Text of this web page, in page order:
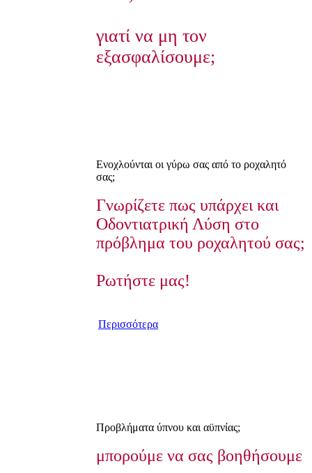
γιατί να μη τον
εξασφαλίσουμε;
Ενοχλούνται οι γύρω σας από το ροχαλητό
σας;
Γνωρίζετε πως υπάρχει και
Οδοντιατρική Λύση στο
πρόβλημα του ροχαλητού σας;
Ρωτήστε μας!
Περισσότερα
Προβλήματα ύπνου και αϋπνίας;
μπορούμε να σας βοηθήσουμε